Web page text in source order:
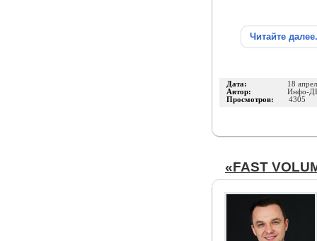
Читайте
Дата: 18
Автор: Инфо-
Просмотров: 4305
«FAST